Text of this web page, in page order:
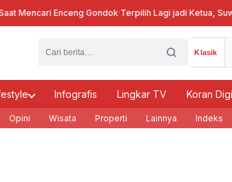
Enceng Gondok·Terpilih Lagi jadi Ketua, Suwardi :
Klasik
Infografis Lingkar TV Koran
Opini Wisata Properti Lainnya Indeks